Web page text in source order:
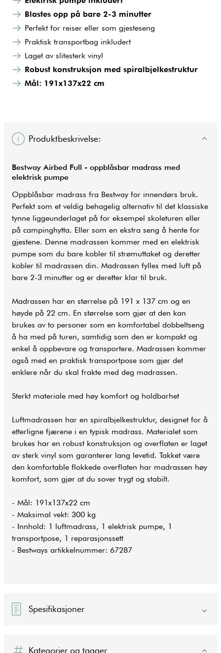
Blastes opp på bare 2-3 minutter
Perfekt for reiser eller som gjesteseng
Praktisk transportbag inkludert
Laget av slitesterk vinyl
Robust konstruksjon med spiralbjelkestruktur
Mål: 191x137x22 cm
Produktbeskrivelse:
Bestway Airbed Full - oppblåsbar madrass med
elektrisk pumpe
Oppblåsbar madrass fra Bestway for innendørs bruk.
Perfekt som et veldig behagelig alternativ til det klassiske
tynne liggeunderlaget på for eksempel skoleturen eller
på campinghytta. Eller som en ekstra seng å hente for
gjestene. Denne madrassen kommer med en elektrisk
pumpe som du bare kobler til strømuttaket og deretter
kobler til madrassen din. Madrassen fylles med luft på
bare 2-3 minutter og er deretter klar til bruk.
Madrassen har en størrelse på 191 x 137 cm og en
høyde på 22 cm. En størrelse som gjør at den kan
brukes av to personer som en komfortabel dobbeltseng
å ha med på turen, samtidig som den er kompakt og
enkel å oppbevare og transportere. Madrassen kommer
også med en praktisk transportpose som gjør det
enklere når du skal frakte med deg madrassen.
Sterkt materiale med høy komfort og holdbarhet
Luftmadrassen har en spiralbjelkestruktur, designet for å
etterligne fjærene i en typisk madrass. Materialet som
brukes har en robust konstruksjon og overflaten er laget
av sterk vinyl som garanterer lang levetid. Takket være
den komfortable flokkede overflaten har madrassen høy
komfort, som gjør at du sover trygt og stabilt.
- Mål: 191x137x22 cm
- Maksimal vekt: 300 kg
- Innhold: 1 luftmadrass, 1 elektrisk pumpe, 1
transportpose, 1 reparasjonssett
- Bestways artikkelnummer: 67287
Spesifikasjoner
Kategorier og tagger